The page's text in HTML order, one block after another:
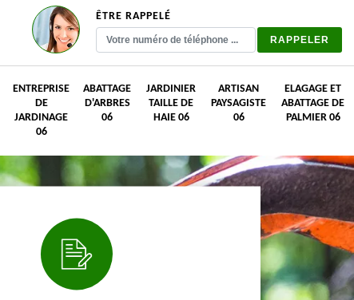
ÊTRE RAPPELÉ
ENTREPRISE
DE
JARDINAGE
06
ABATTAGE
D'ARBRES
06
JARDINIER
TAILLE DE
HAIE 06
ARTISAN
PAYSAGISTE
06
ELAGAGE ET
ABATTAGE DE
PALMIER 06